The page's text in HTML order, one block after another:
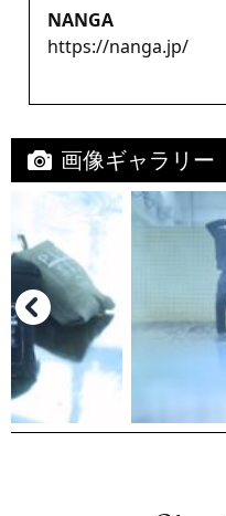
NANGA
https://nanga.jp/
画像ギャラリー